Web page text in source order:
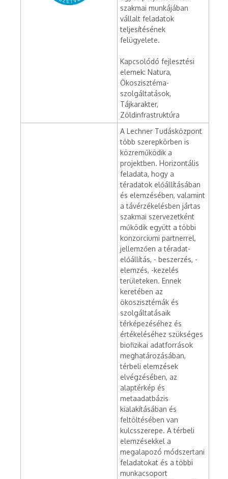
szakmai munkájában
vállalt feladatok
teljesítésének
felügyelete.
Kapcsolódó fejlesztési
elemek: Natura,
Ökoszisztéma-
szolgáltatások,
Tájkarakter,
Zöldinfrastruktúra
A Lechner Tudásközpont
több szerepkörben is
közreműködik a
projektben. Horizontális
feladata, hogy a
téradatok előállításában
és elemzésében, valamint
a távérzékelésben jártas
szakmai szervezetként
működik együtt a többi
konzorciumi partnerrel,
jellemzően a téradat-
előállítás, - beszerzés, -
elemzés, -kezelés
területeken. Ennek
keretében az
ökoszisztémák és
szolgáltatásaik
térképezéséhez és
értékeléséhez szükséges
biofizikai adatforrások
meghatározásában,
térbeli elemzések
elvégzésében, az
alaptérkép és
metaadatbázis
kialakításában és
feltöltésében van
kulcsszerepe. A térbeli
elemzésekkel a
megalapozó módszertani
feladatokat és a többi
munkacsoport